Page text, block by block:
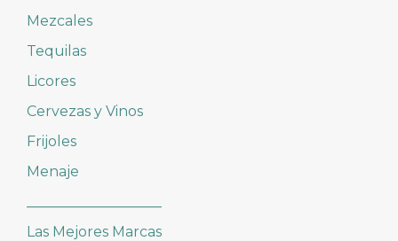
Mezcales
Tequilas
Licores
Cervezas y Vinos
Frijoles
Menaje
Las Mejores Marcas